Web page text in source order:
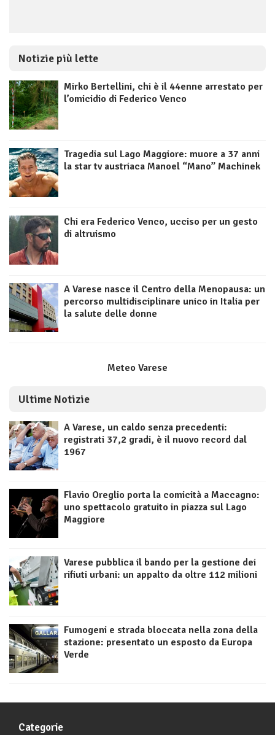
Notizie più lette
Mirko Bertellini, chi è il 44enne arrestato per
l’omicidio di Federico Venco
Tragedia sul Lago Maggiore: muore a 37 anni
la star tv austriaca Manoel “Mano” Machinek
Chi era Federico Venco, ucciso per un gesto
di altruismo
A Varese nasce il Centro della Menopausa: un
percorso multidisciplinare unico in Italia per
la salute delle donne
Meteo Varese
Ultime Notizie
A Varese, un caldo senza precedenti:
registrati 37,2 gradi, è il nuovo record dal
1967
Flavio Oreglio porta la comicità a Maccagno:
uno spettacolo gratuito in piazza sul Lago
Maggiore
Varese pubblica il bando per la gestione dei
rifiuti urbani: un appalto da oltre 112 milioni
Fumogeni e strada bloccata nella zona della
stazione: presentato un esposto da Europa
Verde
Categorie